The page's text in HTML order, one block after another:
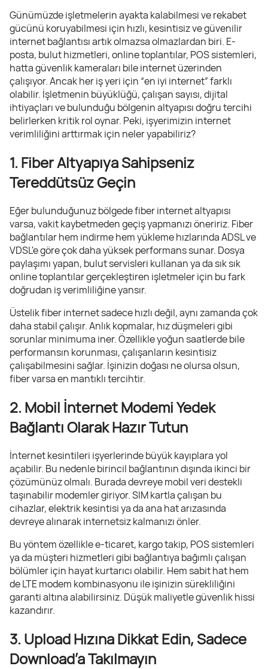
Günümüzde işletmelerin ayakta kalabilmesi ve rekabet
gücünü koruyabilmesi için hızlı, kesintisiz ve güvenilir
internet bağlantısı artık olmazsa olmazlardan biri. E-
posta, bulut hizmetleri, online toplantılar, POS sistemleri,
hatta güvenlik kameraları bile internet üzerinden
çalışıyor. Ancak her iş yeri için “en iyi internet” farklı
olabilir. İşletmenin büyüklüğü, çalışan sayısı, dijital
ihtiyaçları ve bulunduğu bölgenin altyapısı doğru tercihi
belirlerken kritik rol oynar. Peki, işyerimizin internet
verimliliğini arttırmak için neler yapabiliriz?
1. Fiber Altyapıya Sahipseniz
Tereddütsüz Geçin
Eğer bulunduğunuz bölgede fiber internet altyapısı
varsa, vakit kaybetmeden geçiş yapmanızı öneririz. Fiber
bağlantılar hem indirme hem yükleme hızlarında ADSL ve
VDSL'e göre çok daha yüksek performans sunar. Dosya
paylaşımı yapan, bulut servisleri kullanan ya da sık sık
online toplantılar gerçekleştiren işletmeler için bu fark
doğrudan iş verimliliğine yansır.
Üstelik fiber internet sadece hızlı değil, aynı zamanda çok
daha stabil çalışır. Anlık kopmalar, hız düşmeleri gibi
sorunlar minimuma iner. Özellikle yoğun saatlerde bile
performansın korunması, çalışanların kesintisiz
çalışabilmesini sağlar. İşinizin doğası ne olursa olsun,
fiber varsa en mantıklı tercihtir.
2. Mobil İnternet Modemi Yedek
Bağlantı Olarak Hazır Tutun
İnternet kesintileri işyerlerinde büyük kayıplara yol
açabilir. Bu nedenle birincil bağlantının dışında ikinci bir
çözümünüz olmalı. Burada devreye mobil veri destekli
taşınabilir modemler giriyor. SIM kartla çalışan bu
cihazlar, elektrik kesintisi ya da ana hat arızasında
devreye alınarak internetsiz kalmanızı önler.
Bu yöntem özellikle e-ticaret, kargo takip, POS sistemleri
ya da müşteri hizmetleri gibi bağlantıya bağımlı çalışan
bölümler için hayat kurtarıcı olabilir. Hem sabit hat hem
de LTE modem kombinasyonu ile işinizin sürekliliğini
garanti altına alabilirsiniz. Düşük maliyetle güvenlik hissi
kazandırır.
3. Upload Hızına Dikkat Edin, Sadece
Download’a Takılmayın